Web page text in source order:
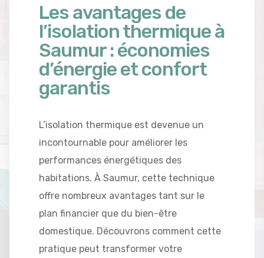
Les avantages de
l’isolation thermique à
Saumur : économies
d’énergie et confort
garantis
L’isolation thermique est devenue un
incontournable pour améliorer les
performances énergétiques des
habitations. À Saumur, cette technique
offre nombreux avantages tant sur le
plan financier que du bien-être
domestique. Découvrons comment cette
pratique peut transformer votre